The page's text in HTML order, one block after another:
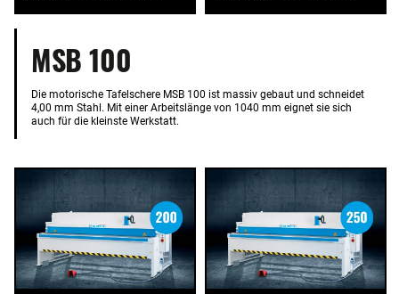
MSB 100
Die motorische Tafelschere MSB 100 ist massiv gebaut und schneidet
4,00 mm Stahl. Mit einer Arbeitslänge von 1040 mm eignet sie sich
auch für die kleinste Werkstatt.